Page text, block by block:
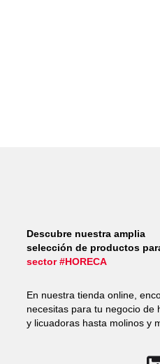
Descubre nuestra amplia
selección de productos
sector #HORECA
En nuestra tienda online,
necesitas para tu negocio de
y licuadoras hasta molinos y